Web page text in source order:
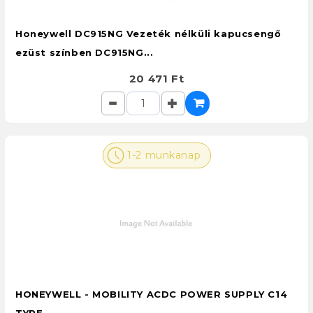
Honeywell DC915NG Vezeték nélküli kapucsengő
ezüst színben DC915NG...
20 471 Ft
1-2 munkanap
HONEYWELL - MOBILITY ACDC POWER SUPPLY C14